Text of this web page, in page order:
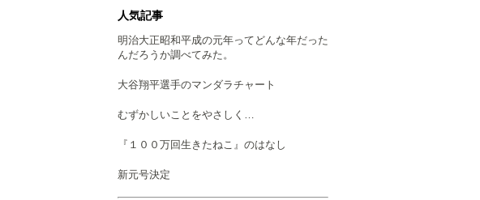
人気記事
明治大正昭和平成の元年ってどんな年だった
んだろうか調べてみた。
大谷翔平選手のマンダラチャート
むずかしいことをやさしく…
『１００万回生きたねこ』のはなし
新元号決定